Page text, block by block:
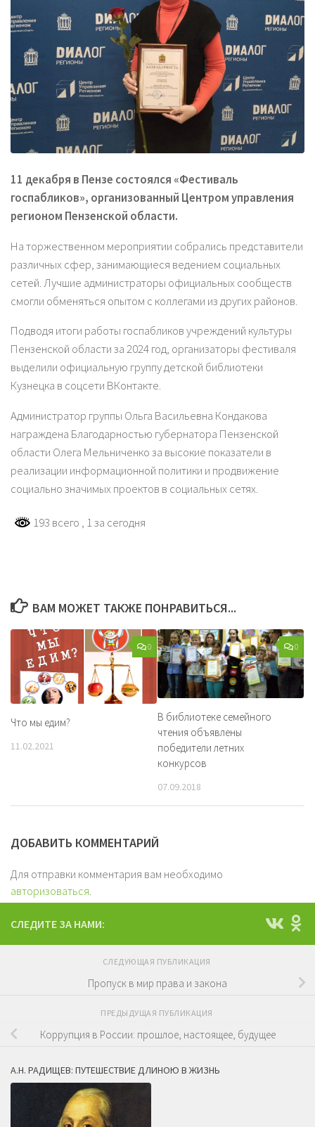
11 декабря в Пензе состоялся «Фестиваль
госпабликов», организованный Центром управления
регионом Пензенской области.
На торжественном мероприятии собрались представители
различных сфер, занимающиеся ведением социальных
сетей. Лучшие администраторы официальных сообществ
смогли обменяться опытом с коллегами из других районов.
Подводя итоги работы госпабликов учреждений культуры
Пензенской области за 2024 год, организаторы фестиваля
выделили официальную группу детской библиотеки
Кузнецка в соцсети ВКонтакте.
Администратор группы Ольга Васильевна Кондакова
награждена Благодарностью губернатора Пензенской
области Олега Мельниченко за высокие показатели в
реализации информационной политики и продвижение
социально значимых проектов в социальных сетях.
193 всего , 1 за сегодня
ВАМ МОЖЕТ ТАКЖЕ ПОНРАВИТЬСЯ...
0
Что мы едим?
11.02.2021
0
В библиотеке семейного
чтения объявлены
победители летних
конкурсов
07.09.2018
ДОБАВИТЬ КОММЕНТАРИЙ
Для отправки комментария вам необходимо
авторизоваться
СЛЕДИТЕ ЗА НАМИ:
СЛЕДУЮЩАЯ ПУБЛИКАЦИЯ
Пропуск в мир права и закона
ПРЕДЫДУЩАЯ ПУБЛИКАЦИЯ
Коррупция в России: прошлое, настоящее, будущее
А.Н. РАДИЩЕВ: ПУТЕШЕСТВИЕ ДЛИНОЮ В ЖИЗНЬ